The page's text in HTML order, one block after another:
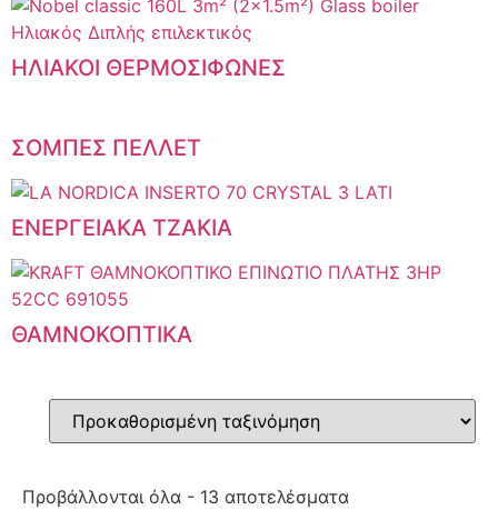
ΗΛΙΑΚΟΙ ΘΕΡΜΟΣΙΦΩΝΕΣ
ΣΟΜΠΕΣ ΠΕΛΛΕΤ
ΕΝΕΡΓΕΙΑΚΑ ΤΖΑΚΙΑ
ΘΑΜΝΟΚΟΠΤΙΚΑ
Προβάλλονται όλα - 13 αποτελέσματα